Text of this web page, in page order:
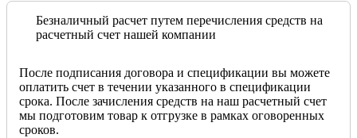
Безналичный расчет путем перечисления средств на
расчетный счет нашей компании
После подписания договора и спецификации вы можете
оплатить счет в течении указанного в спецификации
срока. После зачисления средств на наш расчетный счет
мы подготовим товар к отгрузке в рамках оговоренных
сроков.